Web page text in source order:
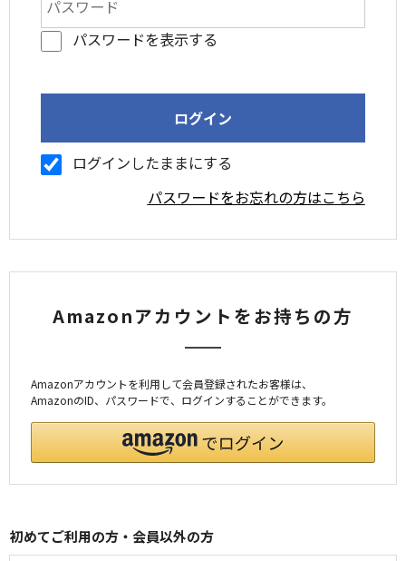
パスワードを表示する
ログインしたままにする
パスワードをお忘れの方はこちら
Amazonアカウントをお持ちの方
Amazonアカウントを利用して会員登録されたお客様は、
AmazonのID、パスワードで、ログインすることができます。
初めてご利用の方・会員以外の方